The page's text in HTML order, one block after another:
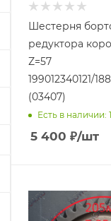
Шестерня
редуктора
Z=57
199012340121/
(03407)
Есть в наличии: 1
5 400 ₽/шт